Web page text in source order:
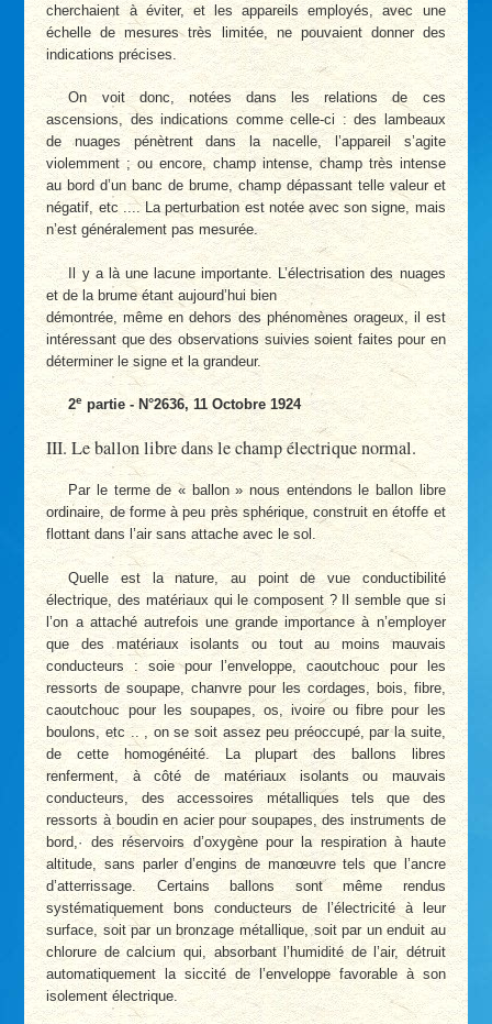
cherchaient à éviter, et les appareils employés, avec une
échelle de mesures très limitée, ne pouvaient donner des
indications précises.
On voit donc, notées dans les relations de ces
ascensions, des indications comme celle-ci : des lambeaux
de nuages pénètrent dans la nacelle, l’appareil s’agite
violemment ; ou encore, champ intense, champ très intense
au bord d’un banc de brume, champ dépassant telle valeur et
négatif, etc .... La perturbation est notée avec son signe, mais
n’est généralement pas mesurée.
Il y a là une lacune importante. L’électrisation des nuages
et de la brume étant aujourd’hui bien
démontrée, même en dehors des phénomènes orageux, il est
intéressant que des observations suivies soient faites pour en
déterminer le signe et la grandeur.
2e partie - N°2636, 11 Octobre 1924
III. Le ballon libre dans le champ électrique normal.
Par le terme de « ballon » nous entendons le ballon libre
ordinaire, de forme à peu près sphérique, construit en étoffe et
flottant dans l’air sans attache avec le sol.
Quelle est la nature, au point de vue conductibilité
électrique, des matériaux qui le composent ? Il semble que si
l’on a attaché autrefois une grande importance à n’employer
que des matériaux isolants ou tout au moins mauvais
conducteurs : soie pour l’enveloppe, caoutchouc pour les
ressorts de soupape, chanvre pour les cordages, bois, fibre,
caoutchouc pour les soupapes, os, ivoire ou fibre pour les
boulons, etc .. , on se soit assez peu préoccupé, par la suite,
de cette homogénéité. La plupart des ballons libres
renferment, à côté de matériaux isolants ou mauvais
conducteurs, des accessoires métalliques tels que des
ressorts à boudin en acier pour soupapes, des instruments de
bord, · des réservoirs d’oxygène pour la respiration à haute
altitude, sans parler d’engins de manœuvre tels que l’ancre
d’atterrissage. Certains ballons sont même rendus
systématiquement bons conducteurs de l’électricité à leur
surface, soit par un bronzage métallique, soit par un enduit au
chlorure de calcium qui, absorbant l’humidité de l’air, détruit
automatiquement la siccité de l’enveloppe favorable à son
isolement électrique.